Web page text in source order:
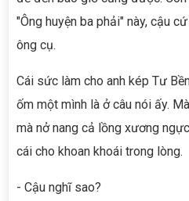
"Ông huyện ba phải" này, cậu
ông cụ.
Cái sức làm cho anh kép Tư
ốm một mình là ở câu nói ấy.
mà nở nang cả lồng xương
cái cho khoan khoái trong lòng.
- Cậu nghĩ sao?